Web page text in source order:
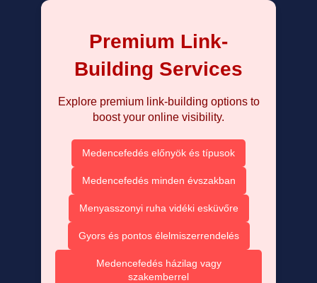
Premium Link-
Building Services
Explore premium link-building options to
boost your online visibility.
Medencefedés előnyök és típusok
Medencefedés minden évszakban
Menyasszonyi ruha vidéki esküvőre
Gyors és pontos élelmiszerrendelés
Medencefedés házilag vagy
szakemberrel